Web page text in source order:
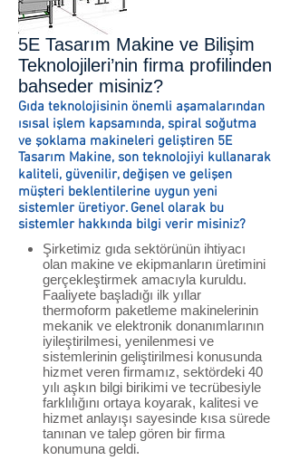
5E Tasarım Makine ve Bilişim
Teknolojileri’nin firma profilinden
bahseder misiniz?
Gıda teknolojisinin önemli aşamalarından
ısısal işlem kapsamında, spiral soğutma
ve şoklama makineleri geliştiren 5E
Tasarım Makine, son teknolojiyi kullanarak
kaliteli, güvenilir, değişen ve gelişen
müşteri beklentilerine uygun yeni
sistemler üretiyor. Genel olarak bu
sistemler hakkında bilgi verir misiniz?
Şirketimiz gıda sektörünün ihtiyacı
olan makine ve ekipmanların üretimini
gerçekleştirmek amacıyla kuruldu.
Faaliyete başladığı ilk yıllar
thermoform paketleme makinelerinin
mekanik ve elektronik donanımlarının
iyileştirilmesi, yenilenmesi ve
sistemlerinin geliştirilmesi konusunda
hizmet veren firmamız, sektördeki 40
yılı aşkın bilgi birikimi ve tecrübesiyle
farklılığını ortaya koyarak, kalitesi ve
hizmet anlayışı sayesinde kısa sürede
tanınan ve talep gören bir firma
konumuna geldi.